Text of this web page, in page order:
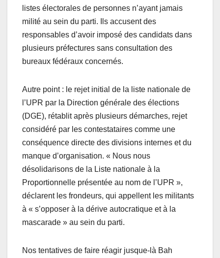
listes électorales de personnes n’ayant jamais
milité au sein du parti. Ils accusent des
responsables d’avoir imposé des candidats dans
plusieurs préfectures sans consultation des
bureaux fédéraux concernés.
Autre point : le rejet initial de la liste nationale de
l’UPR par la Direction générale des élections
(DGE), rétablit après plusieurs démarches, rejet
considéré par les contestataires comme une
conséquence directe des divisions internes et du
manque d’organisation. « Nous nous
désolidarisons de la Liste nationale à la
Proportionnelle présentée au nom de l’UPR »,
déclarent les frondeurs, qui appellent les militants
à « s’opposer à la dérive autocratique et à la
mascarade » au sein du parti.
Nos tentatives de faire réagir jusque-là Bah